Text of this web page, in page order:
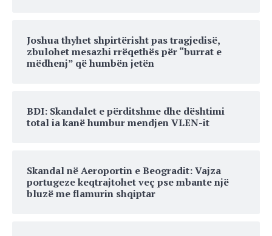
Joshua thyhet shpirtërisht pas tragjedisë,
zbulohet mesazhi rrëqethës për “burrat e
mëdhenj” që humbën jetën
BDI: Skandalet e përditshme dhe dështimi
total ia kanë humbur mendjen VLEN-it
Skandal në Aeroportin e Beogradit: Vajza
portugeze keqtrajtohet veç pse mbante një
bluzë me flamurin shqiptar